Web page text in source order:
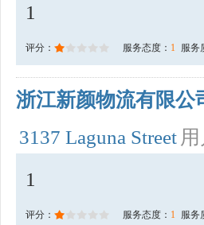
1
评分： 服务态度： 1 服务
浙江新颜物流有限公
3137 Laguna Street
1
评分： 服务态度： 1 服务